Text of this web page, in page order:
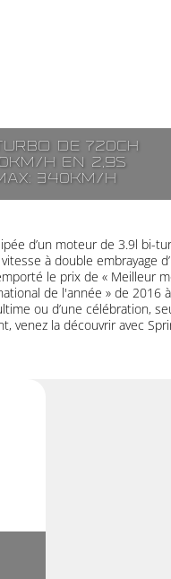
de 720ch
h en 2,9s
340km/h
d’un moteur de 3.9l bi-
à double embrayage
le prix de « Meilleur
de l'année » de 2016 à
ou d’une célébration,
venez la découvrir avec